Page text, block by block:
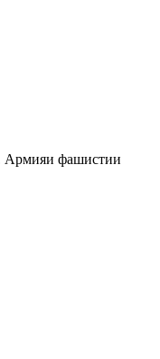
Армияи фашистии